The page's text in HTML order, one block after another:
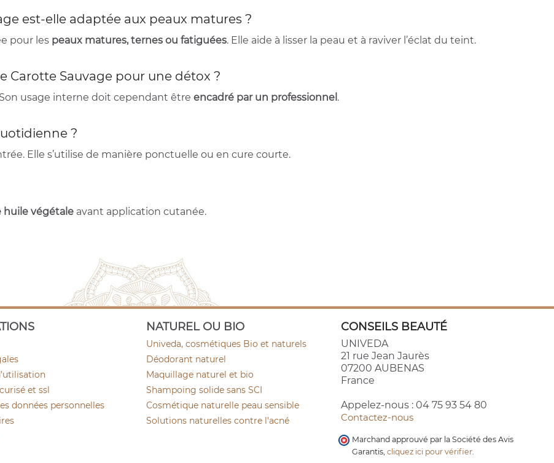
est-elle adaptée aux peaux matures ?
pour les peaux matures, ternes ou fatiguées. Elle aide à lisser la peau et à raviver l’éclat du teint.
Carotte Sauvage pour une détox ?
usage interne doit cependant être encadré par un professionnel .
?
Elle s’utilise de manière ponctuelle ou en cure courte.
huile végétale avant application cutanée.
et ssl
données personnelles
NATUREL OU BIO
Univeda, cosmétiques Bio et naturels
Déodorant naturel
Maquillage naturel et bio
Shampoing solide sans SCI
Cosmétique naturelle peau sensible
Solutions naturelles contre l'acné
CONSEILS BEAUTÉ
UNIVEDA
21 rue Jean Jaurès
07200 AUBENAS
France
Appelez-nous : 04 75 93 54 80
Contactez-nous
Marchand approuvé par la Société des Avis
Garantis, cliquez ici pour vérifier.